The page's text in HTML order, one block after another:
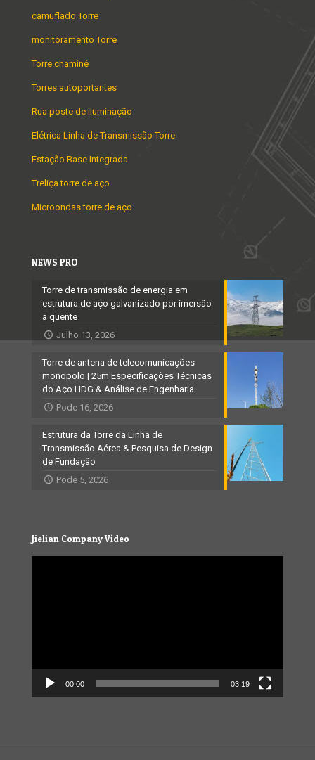
camuflado Torre
monitoramento Torre
Torre chaminé
Torres autoportantes
Rua poste de iluminação
Elétrica Linha de Transmissão Torre
Estação Base Integrada
Treliça torre de aço
Microondas torre de aço
NEWS PRO
Torre de transmissão de energia em
estrutura de aço galvanizado por imersão
a quente
Julho 13, 2026
Torre de antena de telecomunicações
monopolo | 25m Especificações Técnicas
do Aço HDG & Análise de Engenharia
Pode 16, 2026
Estrutura da Torre da Linha de
Transmissão Aérea & Pesquisa de Design
de Fundação
Pode 5, 2026
Jielian Company Vídeo
00:00 03:19